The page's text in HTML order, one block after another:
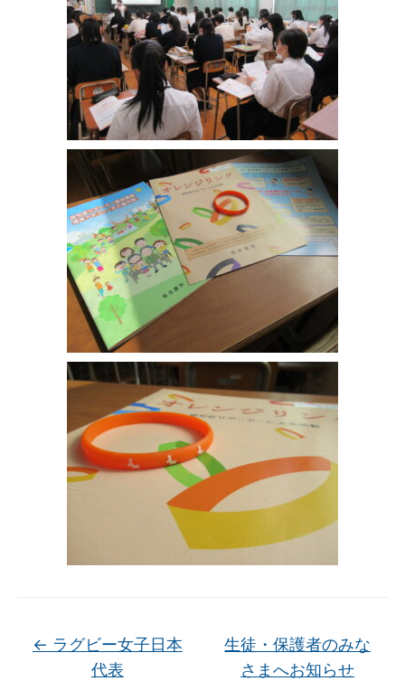
← ラグビー女子日本
代表
生徒・保護者のみな
さまへお知らせ